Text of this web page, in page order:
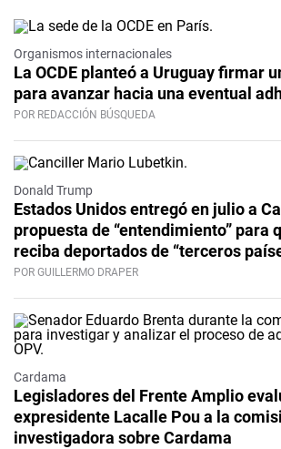
Organismos internacionales
La OCDE planteó a Uruguay firmar
para avanzar hacia una eventual
POR REDACCIÓN BÚSQUEDA
Donald Trump
Estados Unidos entregó en julio a
propuesta de “entendimiento” para
reciba deportados de “terceros
POR GUILLERMO DRAPER
Cardama
Legisladores del Frente Amplio
expresidente Lacalle Pou a la
investigadora sobre Cardama